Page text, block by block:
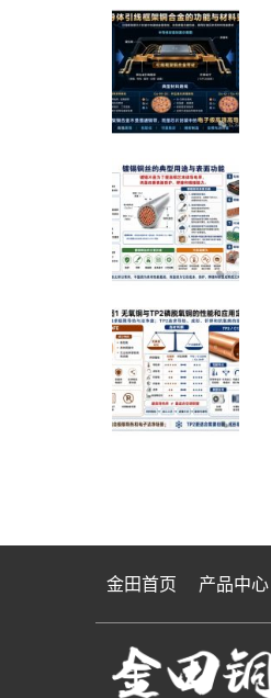
金田首页 产品中心